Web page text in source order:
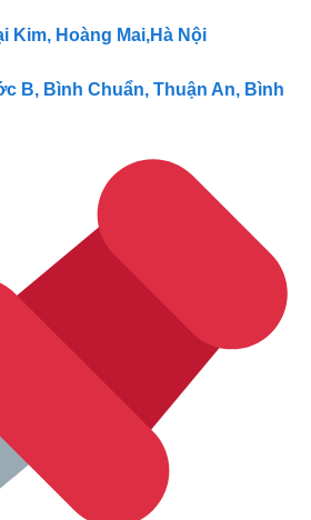
Kim, Hoàng Mai,Hà Nội
B, Bình Chuẩn, Thuận An, Bình